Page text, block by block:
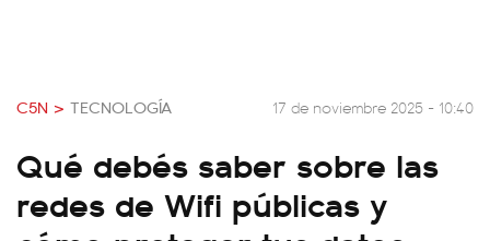
C5N > TECNOLOGÍA 17 de noviembre 2025 - 10:40
Qué debés saber sobre las
redes de Wifi públicas y